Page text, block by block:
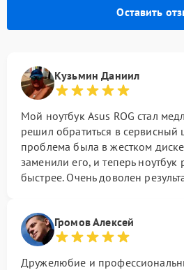
Оставить
Кузьмин Даниил
Мой ноутбук Asus ROG стал
решил обратиться в сервисный
проблема была в жестком
заменили его, и теперь ноутбук
быстрее. Очень доволен
Громов Алексей
Дружелюбие и